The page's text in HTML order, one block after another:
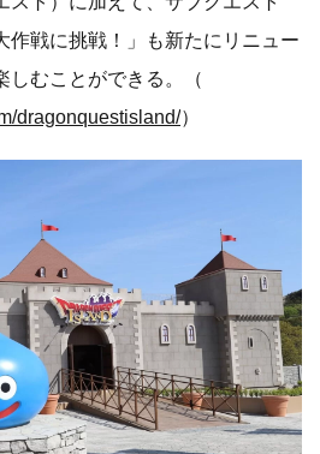
作戦に挑戦！」も新たにリニュー
しむことができる。（
dragonquestisland/）